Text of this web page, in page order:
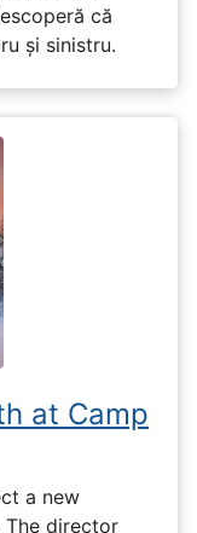
că
și sinistru.
at Camp
a new
The director